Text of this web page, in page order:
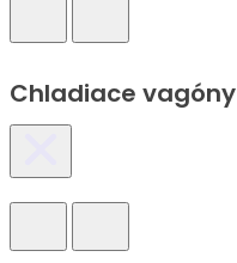
Chladiace vagóny